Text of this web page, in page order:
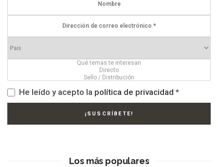
He leído y acepto la política de privacidad *
Los más populares